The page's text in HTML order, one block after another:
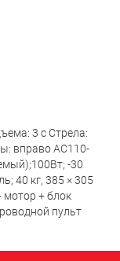
3 с Стрела:
вправо AC110-
-30
40 кг, 385 × 305
мотор + блок
пульт